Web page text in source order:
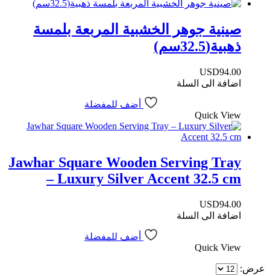
صينية جوهر الخشبية المربعة بلمسة
ذهبية(32.5سم)
USD94.00
اضافة الى السلة
أضف للمفضلة
Quick View
Jawhar Square Wooden Serving Tray
– Luxury Silver Accent 32.5 cm
USD94.00
اضافة الى السلة
أضف للمفضلة
Quick View
عرض: